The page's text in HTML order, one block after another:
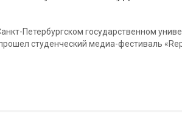
Петербургском государственном
студенческий медиа-фестиваль